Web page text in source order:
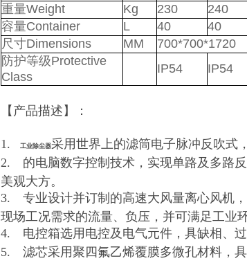
重量Weight
Kg 230 240
容量Container
L 40 40
尺寸Dimensions
MM 700*700*1720
防护等级Protective
Class
IP54 IP54
【产品描述】：
1. 工业除尘器采用世界上的滤筒电子脉冲反吹式
2.
的电脑数字控制技术，实现单路及多路
美观大方。
3.
专业设计并订制的高速大风量离心风机
现场工况需求的流量、负压，并可满足工业
4.
电控箱选用电控及电气元件，具缺相、
5.
滤芯采用聚四氟乙烯覆膜多微孔材料，